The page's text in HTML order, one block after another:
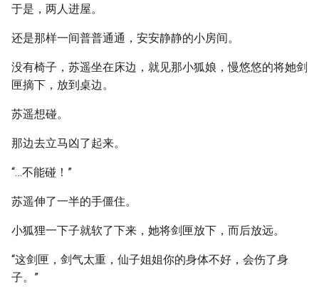
于是，两人进屋。
还是那样一间普普通通，安安静静的小房间。
没有椅子，苏遥坐在床边，就见那小狐娘，慢悠悠的将她剑
匣摘下，放到桌边。
苏遥想碰。
那边去立马凶了起来。
“…不能碰！”
苏遥伸了一半的手僵住。
小狐狸一下子就软了下来，她将剑匣放下，而后放远。
“这剑匣，剑气太重，仙子姐姐你的身体不好，会伤了身
子。”